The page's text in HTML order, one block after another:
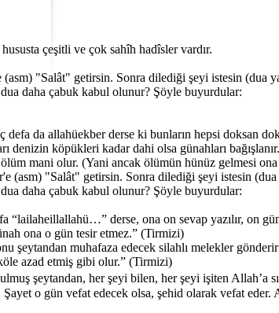
çeşitli ve çok sahîh hadîsler vardır.
"Salât" getirsin. Sonra dilediği şeyi istesin
daha çabuk kabul olunur? Şöyle buyurdular:
da allahüekber derse ki bunların hepsi doksan
denizin köpükleri kadar dahi olsa günahları
mani olur. (Yani ancak ölümün hünüz gelmesi
(asm) "Salât" getirsin. Sonra dilediği şeyi istesin
daha çabuk kabul olunur? Şöyle buyurdular:
“lailaheillallahü…” derse, ona on sevap yazılır, on
ona o gün tesir etmez.” (Tirmizi)
şeytandan muhafaza edecek silahlı melekler
azad etmiş gibi olur.” (Tirmizi)
o gün vefat edecek olsa, şehid olarak vefat